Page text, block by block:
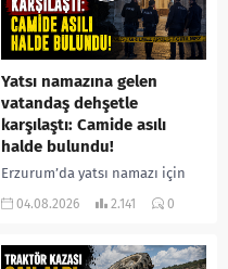
Yatsı namazına gelen
vatandaş dehşetle
karşılaştı: Camide asılı
halde bulundu!
Erzurum’da yatsı namazı için
camiye gelen bir vatandaş,
yerine sevk edilen...
04.08.2026 2.141 0